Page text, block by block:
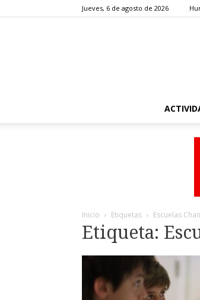
Jueves, 6 de agosto de 2026
Inicio Etiquetas Escuelas
Etiqueta: